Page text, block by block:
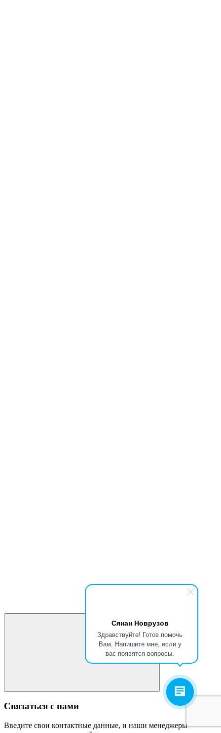
Сянан Новрузов
Здравствуйте! Готов помочь
Вам. Напишите мне, если у
вас появятся вопросы.
Связаться с нами
Введите свои контактные данные, и наши менеджеры